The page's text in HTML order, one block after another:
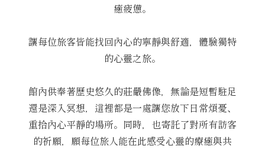
癒疲憊。
讓每位旅客皆能找回內心的寧靜與舒適，體驗獨特
的心靈之旅。
館內供奉著歷史悠久的莊嚴佛像，無論是短暫駐足
還是深入冥想，這裡都是一處讓您放下日常煩憂、
重拾內心平靜的場所。同時，也寄託了對所有訪客
的祈願，願每位旅人能在此感受心靈的療癒與共